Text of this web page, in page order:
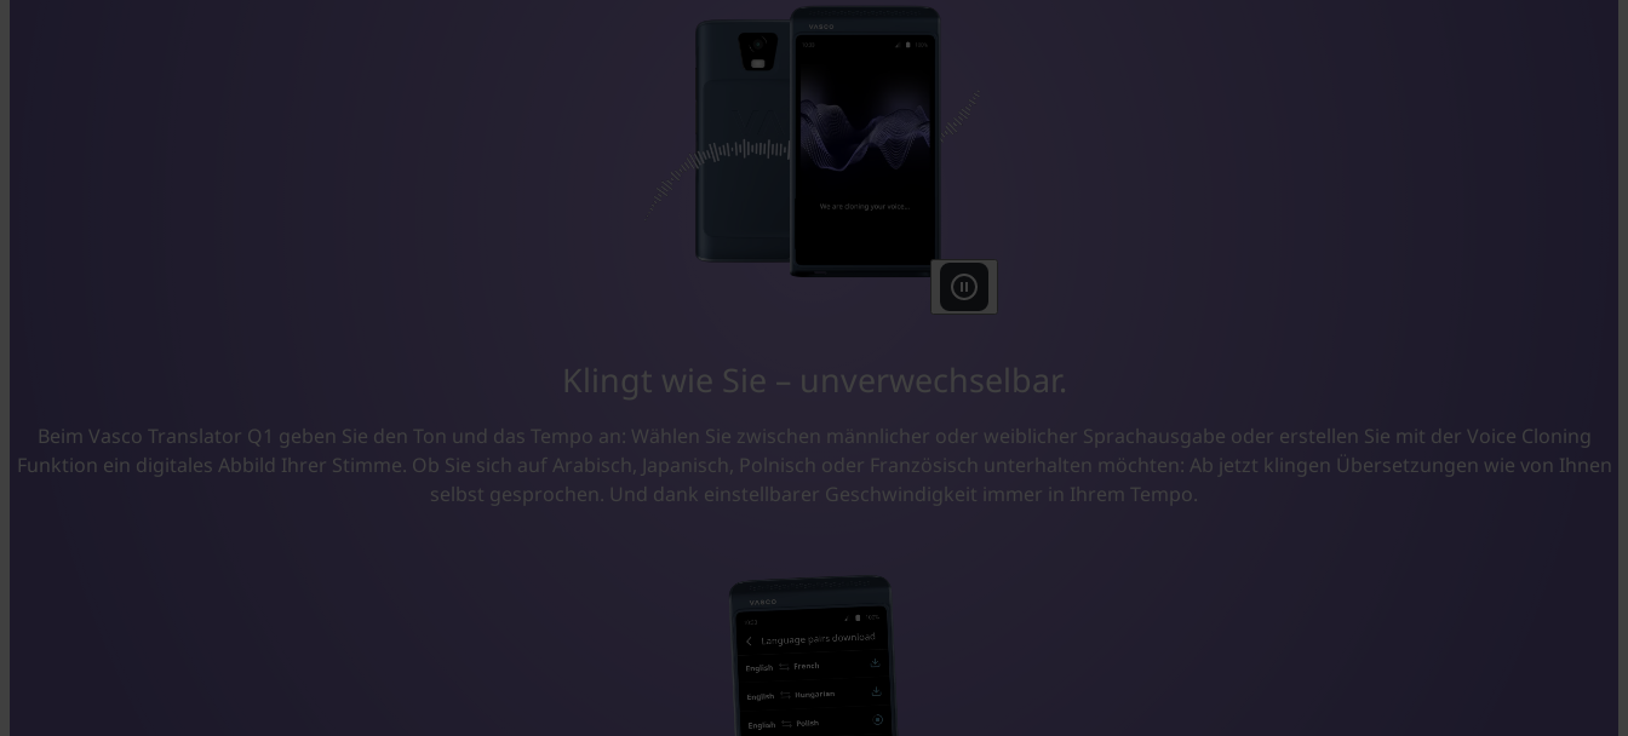
Klingt wie Sie – unverwechselbar.
Beim Vasco Translator Q1 geben Sie den Ton und das Tempo an: Wählen Sie zwischen männlicher oder weiblicher Sprachausgabe oder erstellen Sie mit der Voice Cloning
Funktion ein digitales Abbild Ihrer Stimme. Ob Sie sich auf Arabisch, Japanisch, Polnisch oder Französisch unterhalten möchten: Ab jetzt klingen Übersetzungen wie von Ihnen
selbst gesprochen. Und dank einstellbarer Geschwindigkeit immer in Ihrem Tempo.